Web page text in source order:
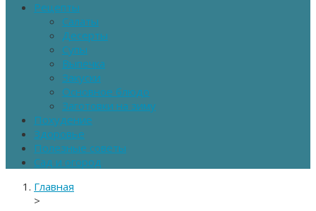
Рецепты
Салаты
Десерты
Супы
Выпечка
Закуски
Основное блюдо
Заготовки на зиму
Похудение
Здоровье
Полезные советы
Сад и огород
Главная
>